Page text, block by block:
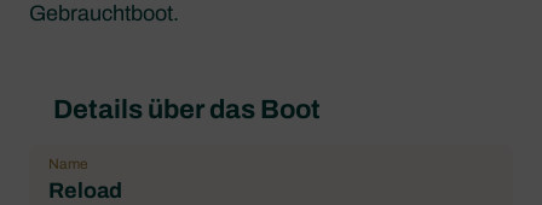
Gebrauchtboot.
Details über das Boot
Name
Reload